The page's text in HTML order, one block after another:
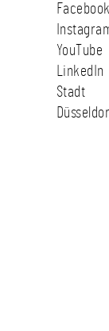
YouTube
LinkedIn
Stadt